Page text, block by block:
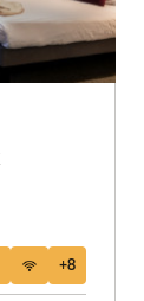
+8